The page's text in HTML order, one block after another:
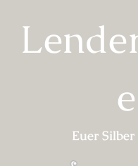
content
Euer